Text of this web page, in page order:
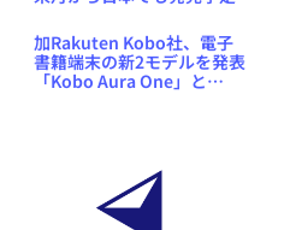
加Rakuten Kobo社、電子
書籍端末の新2モデルを発表
「Kobo Aura One」と